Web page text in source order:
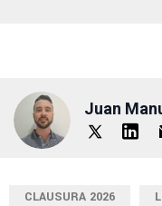
Juan
CLAUSURA 2026